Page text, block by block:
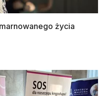
życia